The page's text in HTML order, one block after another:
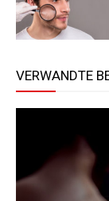
VERWANDTE